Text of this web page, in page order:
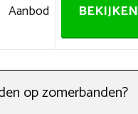
Aanbod BEKIJKEN
op zomerbanden?